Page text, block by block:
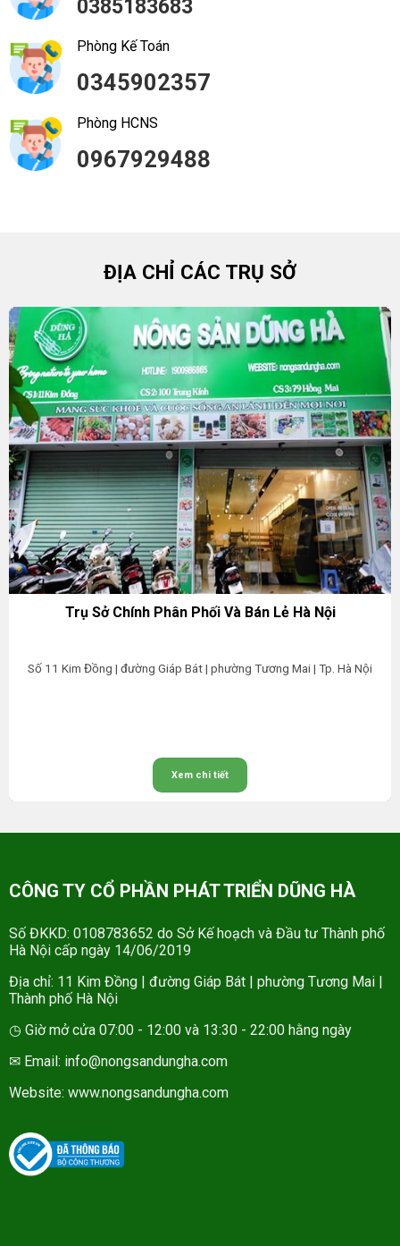
0385183683
Phòng Kế Toán
0345902357
Phòng HCNS
0967929488
ĐỊA CHỈ CÁC TRỤ SỞ
Trụ Sở Chính Phân Phối Và Bán Lẻ Hà Nội
Số 11 Kim Đồng | đường Giáp Bát | phường Tương Mai | Tp. Hà Nội
Xem chi tiết
CÔNG TY CỔ PHẦN PHÁT TRIỂN DŨNG HÀ
Số ĐKKD: 0108783652 do Sở Kế hoạch và Đầu tư Thành phố
Hà Nội cấp ngày 14/06/2019
Địa chỉ: 11 Kim Đồng | đường Giáp Bát | phường Tương Mai |
Thành phố Hà Nội
◷ Giờ mở cửa 07:00 - 12:00 và 13:30 - 22:00 hằng ngày
✉ Email: info@nongsandungha.com
Website: www.nongsandungha.com